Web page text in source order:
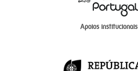
Apoios institucionais